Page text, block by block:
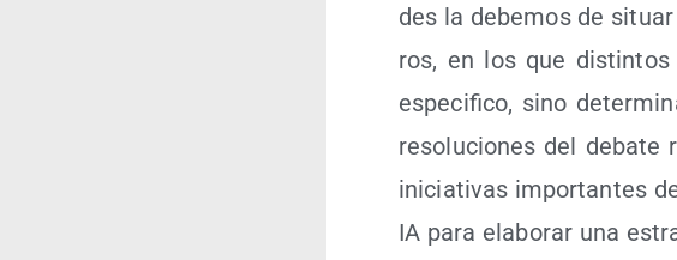
des la debe­mos de
ros, en los que
espe­ci­fi­co, sino
reso­lu­cio­nes del deba­te
ini­cia­ti­vas impor­tan­tes
IA para ela­bo­rar una